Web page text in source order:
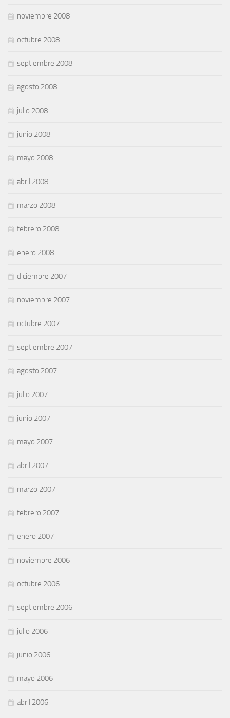
noviembre 2008
octubre 2008
septiembre 2008
agosto 2008
julio 2008
junio 2008
mayo 2008
abril 2008
marzo 2008
febrero 2008
enero 2008
diciembre 2007
noviembre 2007
octubre 2007
septiembre 2007
agosto 2007
julio 2007
junio 2007
mayo 2007
abril 2007
marzo 2007
febrero 2007
enero 2007
noviembre 2006
octubre 2006
septiembre 2006
julio 2006
junio 2006
mayo 2006
abril 2006